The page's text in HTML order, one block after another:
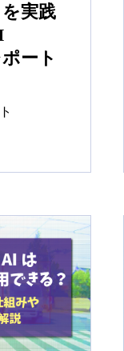
実践
ート